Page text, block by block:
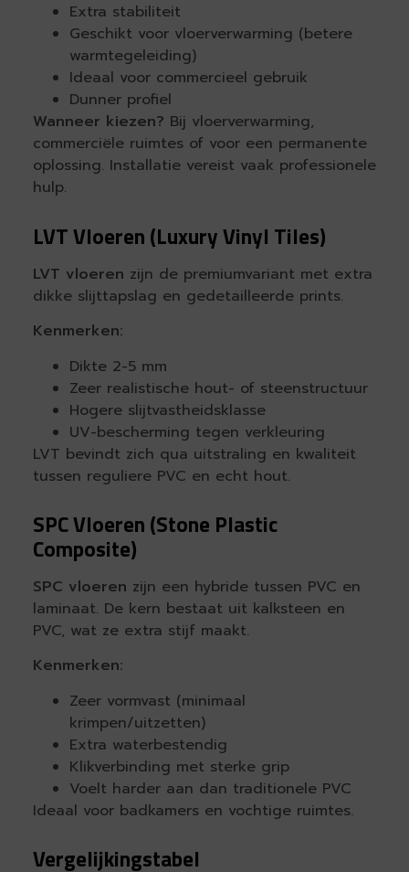
Extra stabiliteit
Geschikt voor vloerverwarming (betere
warmtegeleiding)
Ideaal voor commercieel gebruik
Dunner profiel
Wanneer kiezen? Bij vloerverwarming,
commerciële ruimtes of voor een permanente
oplossing. Installatie vereist vaak professionele
hulp.
LVT Vloeren (Luxury Vinyl Tiles)
LVT vloeren zijn de premiumvariant met extra
dikke slijttapslag en gedetailleerde prints.
Kenmerken:
Dikte 2-5 mm
Zeer realistische hout- of steenstructuur
Hogere slijtvastheidsklasse
UV-bescherming tegen verkleuring
LVT bevindt zich qua uitstraling en kwaliteit
tussen reguliere PVC en echt hout.
SPC Vloeren (Stone Plastic
Composite)
SPC vloeren zijn een hybride tussen PVC en
laminaat. De kern bestaat uit kalksteen en
PVC, wat ze extra stijf maakt.
Kenmerken:
Zeer vormvast (minimaal
krimpen/uitzetten)
Extra waterbestendig
Klikverbinding met sterke grip
Voelt harder aan dan traditionele PVC
Ideaal voor badkamers en vochtige ruimtes.
Vergelijkingstabel